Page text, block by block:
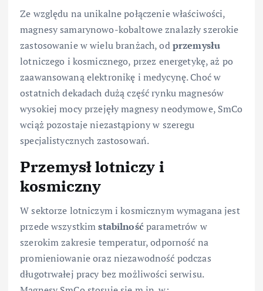
Ze względu na unikalne połączenie właściwości,
magnesy samarynowo-kobaltowe znalazły szerokie
zastosowanie w wielu branżach, odprzemysłu
lotniczego i kosmicznego, przez energetykę, aż po
zaawansowaną elektronikę i medycynę. Choć w
ostatnich dekadach dużą część rynku magnesów
wysokiej mocy przejęły magnesy neodymowe, SmCo
wciąż pozostaje niezastąpiony w szeregu
specjalistycznych zastosowań.
Przemysł lotniczy i
kosmiczny
W sektorze lotniczym i kosmicznym wymagana jest
przede wszystkimstabilność parametrów w
szerokim zakresie temperatur, odporność na
promieniowanie oraz niezawodność podczas
długotrwałej pracy bez możliwości serwisu.